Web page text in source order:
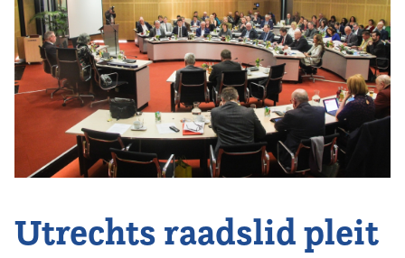
Agenda
Nieuws
Opleiding
Kennis & Informatie
Vereniging
Utrechts raadslid pleit